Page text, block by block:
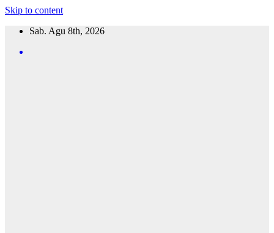
Skip to content
Sab. Agu 8th, 2026